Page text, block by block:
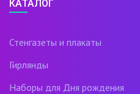
КАТАЛОГ
Стенгазеты и плакаты
Гирлянды
Наборы для Дня рождения